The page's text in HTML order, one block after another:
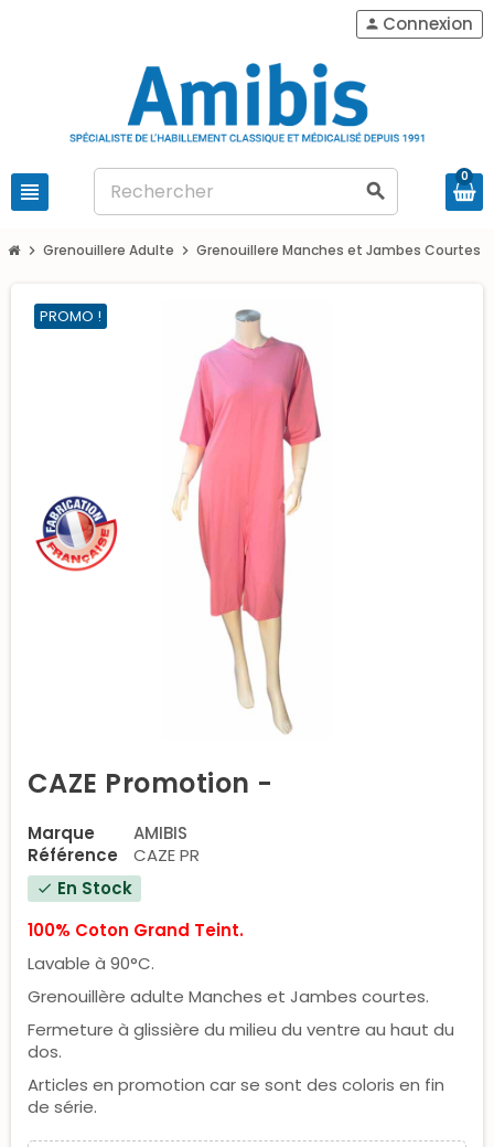
view_headline search
person Connexion
0
chevron_right Grenouillere Adulte chevron_right Grenouillere Manches et Jambes Courtes
PROMO !
CAZE Promotion -
Marque
AMIBIS
Référence
CAZE PR
check En Stock
100% Coton Grand Teint.
Lavable à 90°C.
Grenouillère adulte Manches et Jambes courtes.
Fermeture à glissière du milieu du ventre au haut du
dos.
Articles en promotion car se sont des coloris en fin
de série.